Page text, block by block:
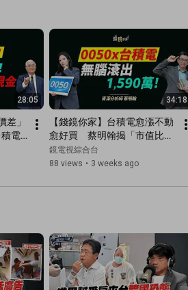
28:05
差」
電
杜
鏡
34:18
【錢鏡你家】台積電愈漲不動
愈好買　蔡明翰揭「市值比
重」逆向布局法ft.資深分析師
蔡明翰｜錢鏡你家｜鏡新聞Ｘ
鏡電視綜合台
88 views • 3 weeks ago